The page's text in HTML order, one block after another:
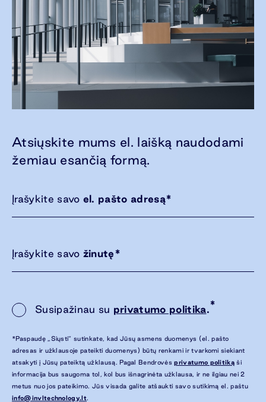
Atsiųskite mums el. laišką naudodami
žemiau esančią formą.
Įrašykite savo el. pašto adresą*
Įrašykite savo žinutę*
Susipažinau su privatumo politika.*
*Paspaudę „Siųsti“ sutinkate, kad Jūsų asmens duomenys (el. pašto
adresas ir užklausoje pateikti duomenys) būtų renkami ir tvarkomi siekiant
atsakyti į Jūsų pateiktą užklausą. Pagal Bendrovėsprivatumo politiką ši
informacija bus saugoma tol, kol bus išnagrinėta užklausa, ir ne ilgiau nei 2
metus nuo jos pateikimo. Jūs visada galite atšaukti savo sutikimą el. paštu
info@invltechnology.lt.